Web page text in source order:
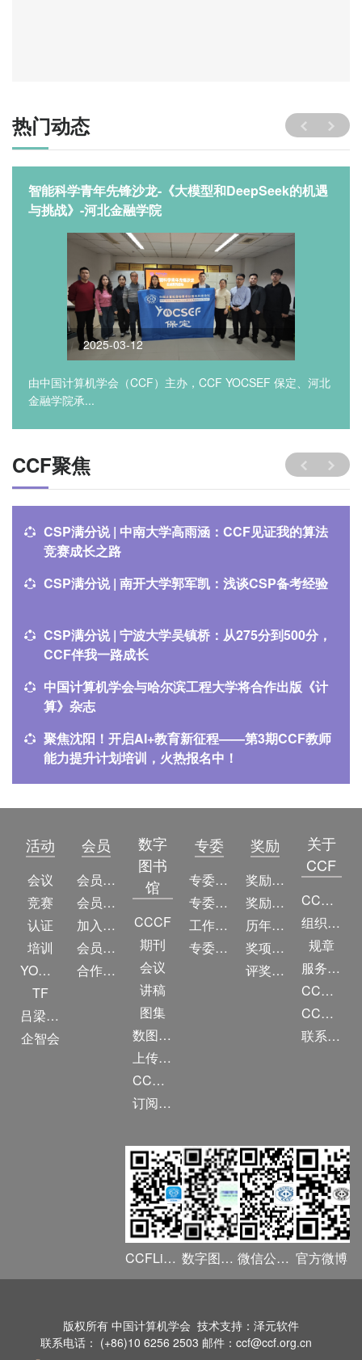
热门动态
智能科学青年先锋沙龙-《大模型和DeepSeek的机遇
与挑战》-河北金融学院
2025-03-12
由中国计算机学会（CCF）主办，CCF YOCSEF 保定、河北
金融学院承...
CCF聚焦
CSP满分说 | 中南大学高雨涵：CCF见证我的算法
竞赛成长之路
CSP满分说 | 南开大学郭军凯：浅谈CSP备考经验
CSP满分说 | 宁波大学吴镇桥：从275分到500分，
CCF伴我一路成长
中国计算机学会与哈尔滨工程大学将合作出版《计
算》杂志
聚焦沈阳！开启AI+教育新征程——第3期CCF教师
能力提升计划培训，火热报名中！
活动
会议
竞赛
认证
培训
YOCSEF
TF
吕梁振兴
企智会
会员
会员简介
会员权益
加入CCF
会员交费
合作伙伴
数字
图书
馆
CCCF
期刊
会议
讲稿
图集
数图编审委员会
上传/发布作品
CCF DL Focus
订阅《计算》
专委
专委简介
专委条例
工作问答
专委名单
奖励
奖励动态
奖励目录
历年获奖名单
奖项推荐
评奖条例
关于
CCF
CCF简介
组织机构
规章
服务项目
CCF大事记
CCF创建60周年
联系我们
CCFLink APP 数字图书馆 微信公众号 官方微博
版权所有 中国计算机学会 技术支持：泽元软件
联系电话： (+86)10 6256 2503 邮件：ccf@ccf.org.cn